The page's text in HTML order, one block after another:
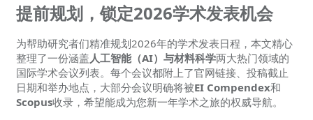
提前规划，锁定2026学术发表机会
为帮助研究者们精准规划2026年的学术发表日程，本文精心
整理了一份涵盖人工智能（AI）与材料科学两大热门领域的
国际学术会议列表。每个会议都附上了官网链接、投稿截止
日期和举办地点，大部分会议明确将被EI Compendex和
Scopus收录，希望能成为您新一年学术之旅的权威导航。